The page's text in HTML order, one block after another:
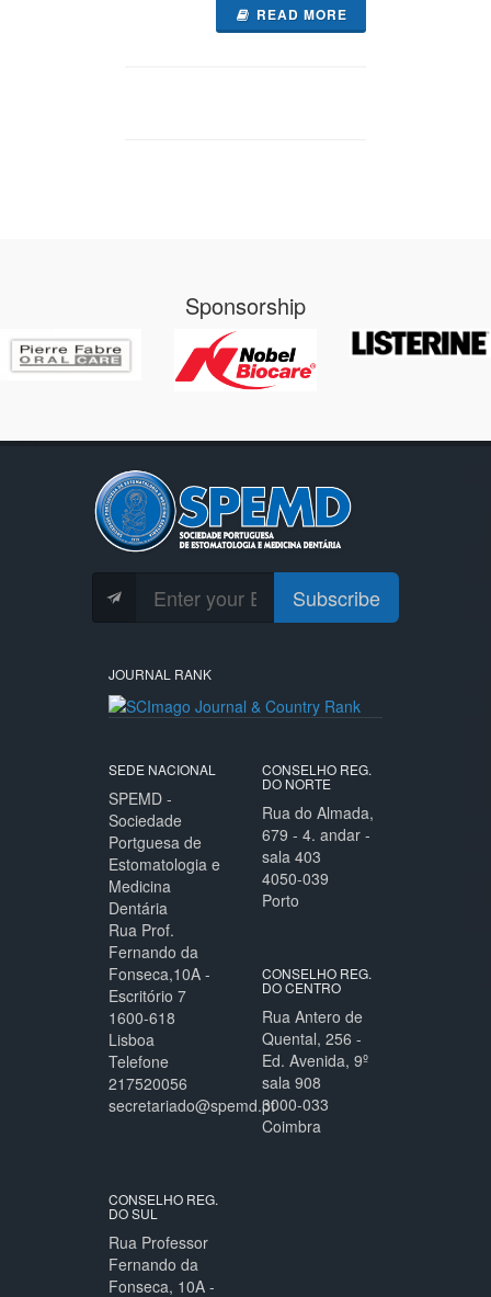
READ MORE
Sponsorship
Subscribe
JOURNAL RANK
SEDE NACIONAL
SPEMD -
Sociedade
Portguesa de
Estomatologia e
Medicina
Dentária
Rua Prof.
Fernando da
Fonseca,10A -
Escritório 7
1600-618
Lisboa
Telefone
217520056
secretariado@spemd.pt
CONSELHO REG.
DO NORTE
Rua do Almada,
679 - 4. andar -
sala 403
4050-039
Porto
CONSELHO REG.
DO CENTRO
Rua Antero de
Quental, 256 -
Ed. Avenida, 9º
sala 908
3000-033
Coimbra
CONSELHO REG.
DO SUL
Rua Professor
Fernando da
Fonseca, 10A -